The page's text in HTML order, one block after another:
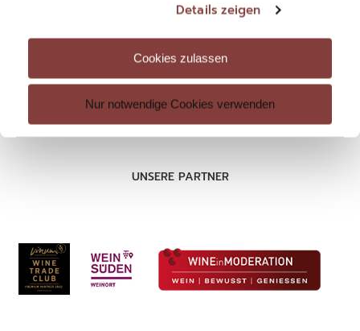
haben oder die sie im Rahmen Ihrer Nutzung
der Dienste gesammelt haben. Sie geben
Einwilligung zu unseren Cookies, wenn Sie
unsere Webseite weiterhin nutzen.
Details zeigen
Cookies zulassen
Nur notwendige Cookies verwenden
UNSERE PARTNER